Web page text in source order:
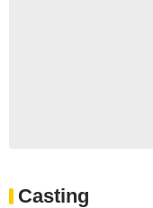
Casting